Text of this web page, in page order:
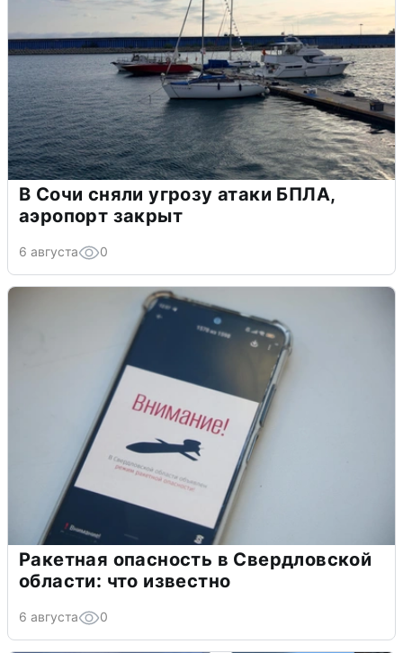
В Сочи сняли угрозу атаки БПЛА,
аэропорт закрыт
6 августа 0
Ракетная опасность в Свердловской
области: что известно
6 августа 0